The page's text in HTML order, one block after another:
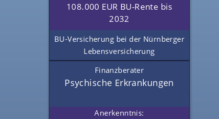
108.000 EUR BU-Rente bis
2032
BU-Versicherung bei der Nürnberger
Lebensversicherung
Finanzberater
Psychische Erkrankungen
Anerkenntnis: